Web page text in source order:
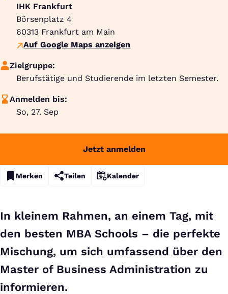
IHK Frankfurt
Börsenplatz 4
60313 Frankfurt am Main
Auf Google Maps anzeigen
Zielgruppe:
Berufstätige und Studierende im letzten Semester.
Anmelden bis:
So, 27. Sep
Jetzt anmelden
Merken Teilen Kalender
In kleinem Rahmen, an einem Tag, mit
den besten MBA Schools – die perfekte
Mischung, um sich umfassend über den
Master of Business Administration zu
informieren.